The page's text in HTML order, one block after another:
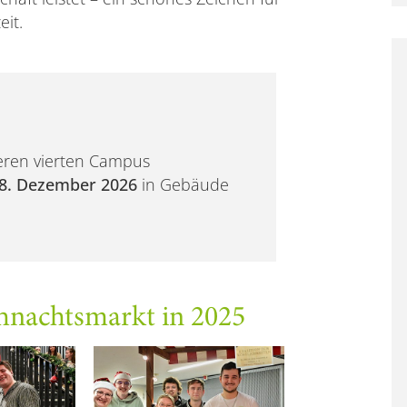
vierten Campus
Dezember 2026in Gebäude
in 2025